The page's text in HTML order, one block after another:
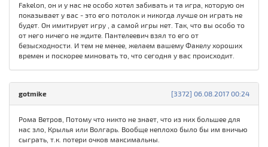
Fakelon, он и у нас не особо хотел забивать и та игра, которую он
показывает у вас - это его потолок и никогда лучше он играть не
будет. Он имитирует игру , а самой игры нет. Так, что вы особо то
от него ничего не ждите. Пантелеевич взял то его от
безысходности. И тем не менее, желаем вашему Факелу хороших
времен и поскорее миновать то, что сегодня у вас происходит.
[3372] 06.08.2017 00:24
gotmike
Рома Ветров, Потому что никто не знает, что из них большее для
нас зло, Крылья или Волгарь. Вообще неплохо было бы им вничью
сыграть, т.к. потери очков максимальны.